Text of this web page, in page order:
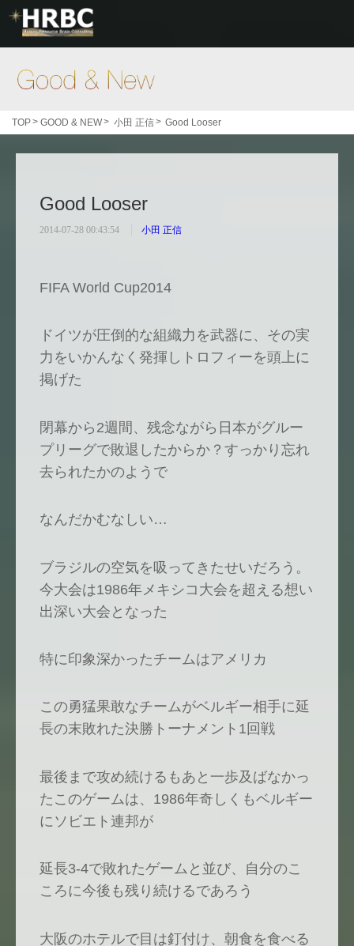
TOP> GOOD & NEW> 小田 正信> Good Looser
Good Looser
2014-07-28 00:43:54 小田 正信
FIFA World Cup2014
ドイツが圧倒的な組織力を武器に、その実
力をいかんなく発揮しトロフィーを頭上に
掲げた
閉幕から2週間、残念ながら日本がグルー
プリーグで敗退したからか？すっかり忘れ
去られたかのようで
なんだかむなしい…
ブラジルの空気を吸ってきたせいだろう。
今大会は1986年メキシコ大会を超える想い
出深い大会となった
特に印象深かったチームはアメリカ
この勇猛果敢なチームがベルギー相手に延
長の末敗れた決勝トーナメント1回戦
最後まで攻め続けるもあと一歩及ばなかっ
たこのゲームは、1986年奇しくもベルギー
にソビエト連邦が
延長3-4で敗れたゲームと並び、自分のこ
ころに今後も残り続けるであろう
大阪のホテルで目は釘付け、朝食を食べる